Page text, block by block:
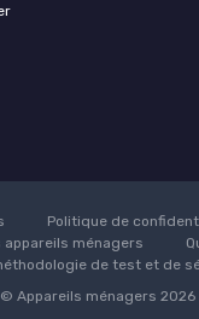
Politique de
ménagers
de test et de
© Appareils ménagers 2026